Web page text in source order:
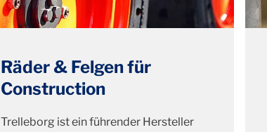
Räder & Felgen für
Construction
Trelleborg ist ein führender Hersteller